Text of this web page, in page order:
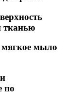
тканью
мягкое мыло
по